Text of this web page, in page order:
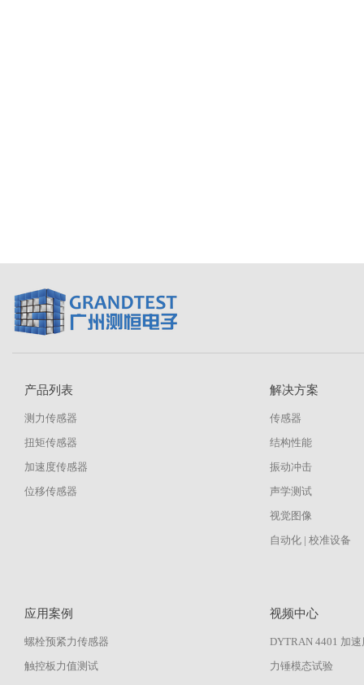
产品列表
测力传感器
扭矩传感器
加速度传感器
位移传感器
解决方案
传感器
结构性能
振动冲击
声学测试
视觉图像
自动化 | 校准设备
应用案例
螺栓预紧力传感器
触控板力值测试
视频中心
DYTRAN 4401 加
力锤模态试验